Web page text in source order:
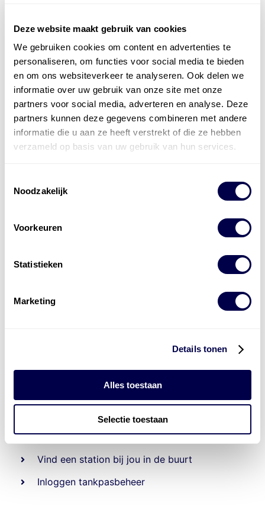
Deze website maakt gebruik van cookies
We gebruiken cookies om content en advertenties te
personaliseren, om functies voor social media te bieden
en om ons websiteverkeer te analyseren. Ook delen we
informatie over uw gebruik van onze site met onze
partners voor social media, adverteren en analyse. Deze
partners kunnen deze gegevens combineren met andere
informatie die u aan ze heeft verstrekt of die ze hebben
verzameld op basis van uw gebruik van hun services.
Noodzakelijk
Voorkeuren
Statistieken
Marketing
Details tonen
Alles toestaan
Selectie toestaan
Officieel distributeur met Mobil Smeermiddelen
voor alle sectoren
Welke olie heb ik nodig
Alle producten bekijken
ReferentiesKwikfit,Roba ,de Groot
tankstationsen duizenden
laadpassen
Den Hartog tank- en laadpas
Vind een station bij jou in de buurt
Inloggen tankpasbeheer